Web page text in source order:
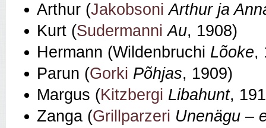
Arthur (Jakobsoni Arthur ja
Kurt (Sudermanni Au, 1908)
Hermann (Wildenbruchi Lõoke,
Parun (Gorki Põhjas, 1909)
Margus (Kitzbergi Libahunt,
Zanga (Grillparzeri Unenägu –